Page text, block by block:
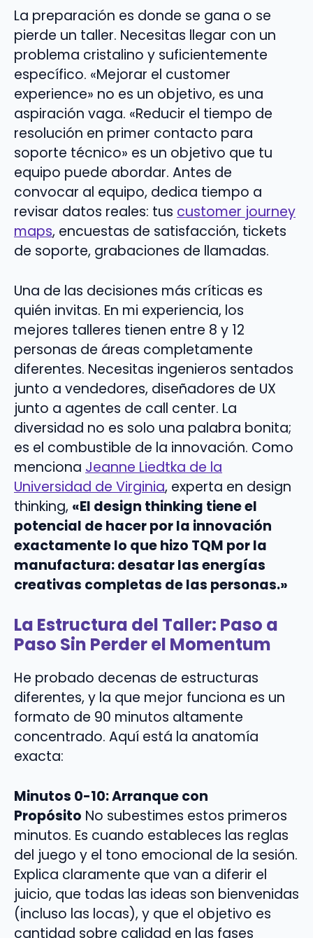
La preparación es donde se gana o se
pierde un taller. Necesitas llegar con un
problema cristalino y suficientemente
específico. «Mejorar el customer
experience» no es un objetivo, es una
aspiración vaga. «Reducir el tiempo de
resolución en primer contacto para
soporte técnico» es un objetivo que tu
equipo puede abordar. Antes de
convocar al equipo, dedica tiempo a
revisar datos reales: tus customer journey
maps, encuestas de satisfacción, tickets
de soporte, grabaciones de llamadas.
Una de las decisiones más críticas es
quién invitas. En mi experiencia, los
mejores talleres tienen entre 8 y 12
personas de áreas completamente
diferentes. Necesitas ingenieros sentados
junto a vendedores, diseñadores de UX
junto a agentes de call center. La
diversidad no es solo una palabra bonita;
es el combustible de la innovación. Como
menciona Jeanne Liedtka de la
Universidad de Virginia, experta en design
thinking, «El design thinking tiene el
potencial de hacer por la innovación
exactamente lo que hizo TQM por la
manufactura: desatar las energías
creativas completas de las personas.»
La Estructura del Taller: Paso a
Paso Sin Perder el Momentum
He probado decenas de estructuras
diferentes, y la que mejor funciona es un
formato de 90 minutos altamente
concentrado. Aquí está la anatomía
exacta:
Minutos 0-10: Arranque con
Propósito No subestimes estos primeros
minutos. Es cuando estableces las reglas
del juego y el tono emocional de la sesión.
Explica claramente que van a diferir el
juicio, que todas las ideas son bienvenidas
(incluso las locas), y que el objetivo es
cantidad sobre calidad en las fases